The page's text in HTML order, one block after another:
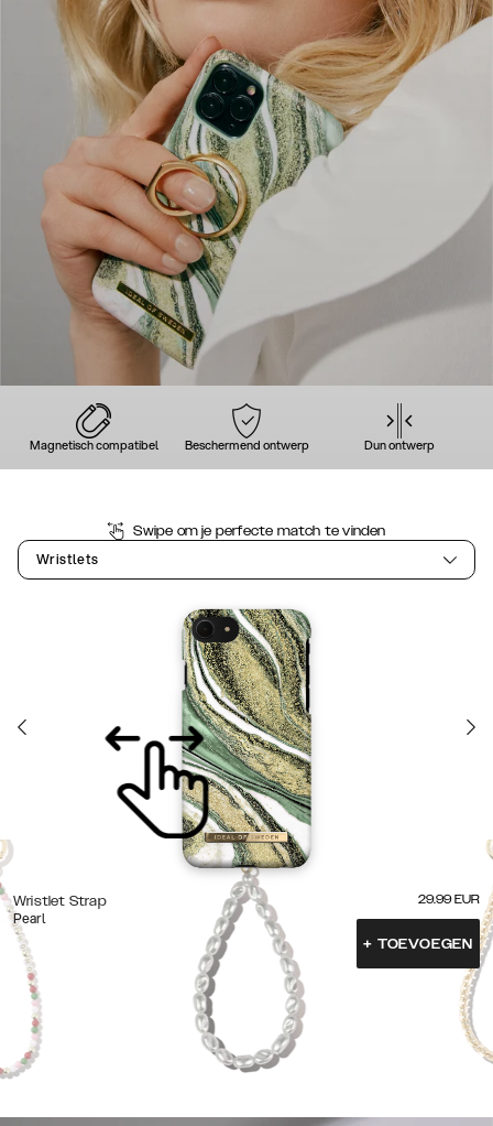
Magnetisch compatibel Beschermend ontwerp Dun ontwerp
Swipe om je perfecte match te vinden
Wristlets
Wristlet Strap
Pearl
29.99 EUR
+ TOEVOEGEN